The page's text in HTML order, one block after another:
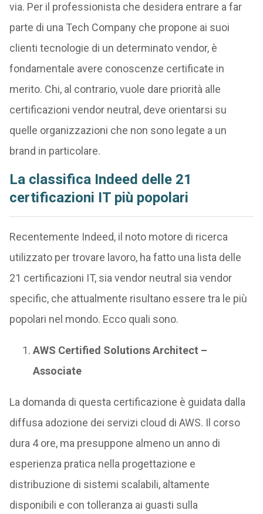
via. Per il professionista che desidera entrare a far
parte di una Tech Company che propone ai suoi
clienti tecnologie di un determinato vendor, è
fondamentale avere conoscenze certificate in
merito. Chi, al contrario, vuole dare priorità alle
certificazioni vendor neutral, deve orientarsi su
quelle organizzazioni che non sono legate a un
brand in particolare.
La classifica Indeed delle 21
certificazioni IT più popolari
Recentemente Indeed, il noto motore di ricerca
utilizzato per trovare lavoro, ha fatto una lista delle
21 certificazioni IT, sia vendor neutral sia vendor
specific, che attualmente risultano essere tra le più
popolari nel mondo. Ecco quali sono.
AWS Certified Solutions Architect –
Associate
La domanda di questa certificazione è guidata dalla
diffusa adozione dei servizi cloud di AWS. Il corso
dura 4 ore, ma presuppone almeno un anno di
esperienza pratica nella progettazione e
distribuzione di sistemi scalabili, altamente
disponibili e con tolleranza ai guasti sulla